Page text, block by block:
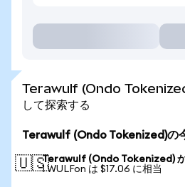
Terawulf (Ondo Tokenized)
して探索する
Terawulf (Ondo Tokenized)の
🇺🇸Terawulf (Ondo Tokenized)
1 WULFon は $17.06 に相当